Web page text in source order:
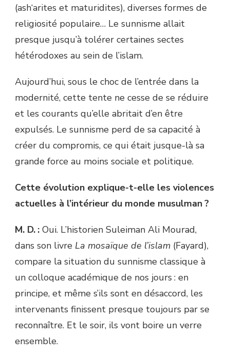
(ash‘arites et maturidites), diverses formes de
religiosité populaire… Le sunnisme allait
presque jusqu’à tolérer certaines sectes
hétérodoxes au sein de l’islam.
Aujourd’hui, sous le choc de l’entrée dans la
modernité, cette tente ne cesse de se réduire
et les courants qu’elle abritait d’en être
expulsés. Le sunnisme perd de sa capacité à
créer du compromis, ce qui était jusque-là sa
grande force au moins sociale et politique.
Cette évolution explique-t-elle les violences
actuelles à l’intérieur du monde musulman ?
M. D. : Oui. L’historien Suleiman Ali Mourad,
dans son livre La mosaïque de l’islam (Fayard),
compare la situation du sunnisme classique à
un colloque académique de nos jours : en
principe, et même s’ils sont en désaccord, les
intervenants finissent presque toujours par se
reconnaître. Et le soir, ils vont boire un verre
ensemble.